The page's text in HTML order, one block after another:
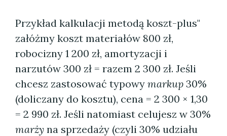
Przykład kalkulacji metodą koszt-plus"
załóżmy koszt materiałów 800 zł,
robocizny 1 200 zł, amortyzacji i
narzutów 300 zł = razem 2 300 zł. Jeśli
chcesz zastosować typowy markup 30%
(doliczany do kosztu), cena = 2 300 × 1,30
= 2 990 zł. Jeśli natomiast celujesz w 30%
marży na sprzedaży (czyli 30% udziału